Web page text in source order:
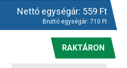
Nettó egységár: 559 Ft
Bruttó egységár: 710 Ft
RAKTÁRON